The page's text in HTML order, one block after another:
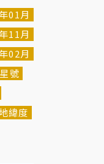
01月
11月
02月
號
緯度